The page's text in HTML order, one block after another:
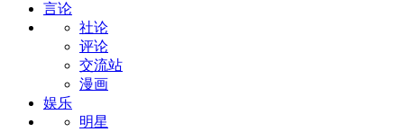
言论
社论
评论
交流站
漫画
娱乐
明星